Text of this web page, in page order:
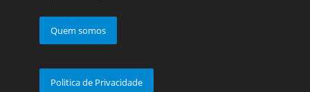
Quem somos
Politica de Privacidade